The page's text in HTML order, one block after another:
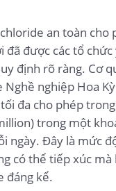
an toàn cho
đã được các tổ
định rõ ràng. Cơ
nghiệp Hoa
đa cho phép
trong một
ngày. Đây là mức
có thể tiếp xúc mà
đáng kể.